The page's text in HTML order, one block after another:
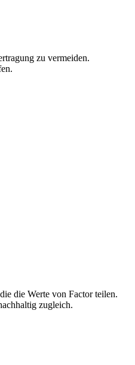
zu vermeiden.
die Werte von Factor teilen.
zugleich.